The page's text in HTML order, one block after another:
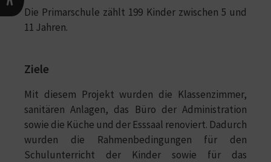
Die Primarschule zählt 199 Kinder zwischen 5 und
11 Jahren.
Ziele
Mit diesem Projekt wurden die Klassenzimmer,
sanitären Anlagen, das Büro der Administration
sowie die Küche und der Esssaal renoviert. Dadurch
wurden die Rahmenbedingungen für den
Schulunterricht der Kinder sowie für das